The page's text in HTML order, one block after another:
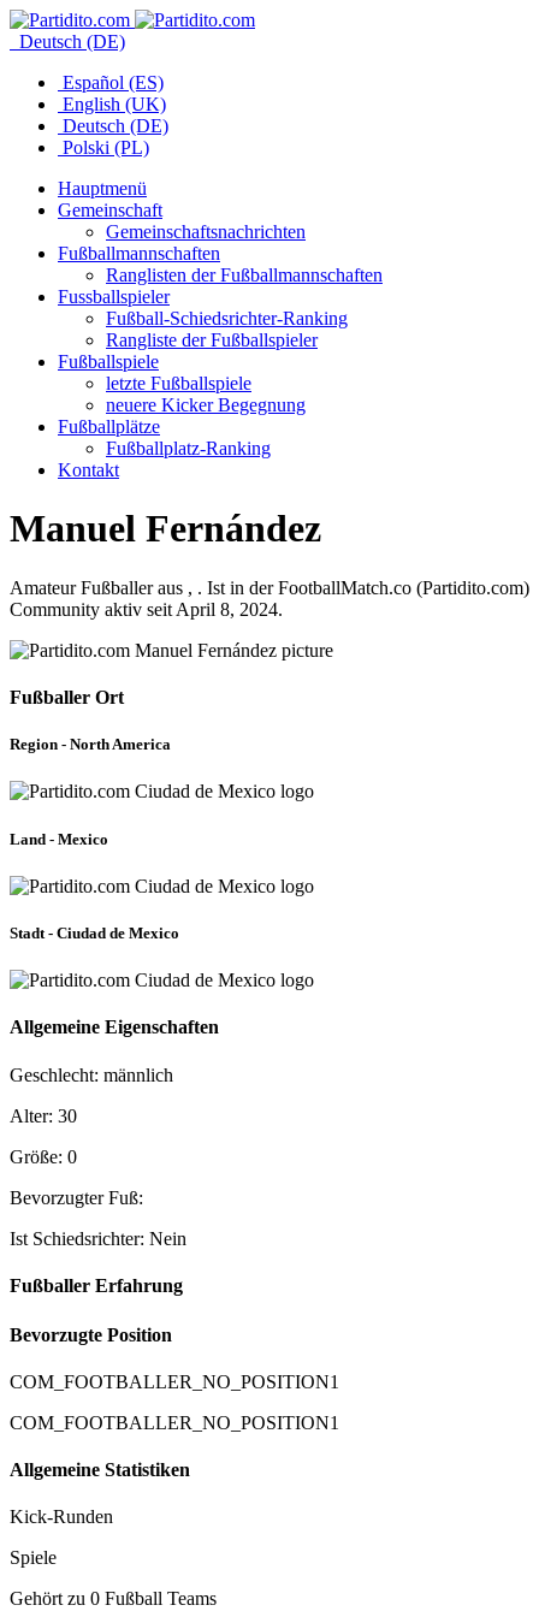
Deutsch (DE)
Español (ES)
English (UK)
Deutsch (DE)
Polski (PL)
Hauptmenü
Gemeinschaft
Gemeinschaftsnachrichten
Fußballmannschaften
Ranglisten der Fußballmannschaften
Fussballspieler
Fußball-Schiedsrichter-Ranking
Rangliste der Fußballspieler
Fußballspiele
letzte Fußballspiele
neuere Kicker Begegnung
Fußballplätze
Fußballplatz-Ranking
Kontakt
Manuel Fernández
Amateur Fußballer aus , . Ist in der FootballMatch.co (Partidito.com)
Community aktiv seit April 8, 2024.
Fußballer Ort
Region - North America
Land - Mexico
Stadt - Ciudad de Mexico
Allgemeine Eigenschaften
Geschlecht: männlich
Alter: 30
Größe: 0
Bevorzugter Fuß:
Ist Schiedsrichter: Nein
Fußballer Erfahrung
Bevorzugte Position
COM_FOOTBALLER_NO_POSITION1
COM_FOOTBALLER_NO_POSITION1
Allgemeine Statistiken
Kick-Runden
Spiele
Gehört zu 0 Fußball Teams